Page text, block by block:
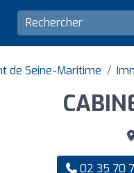
de Seine-Maritime
02 35 70